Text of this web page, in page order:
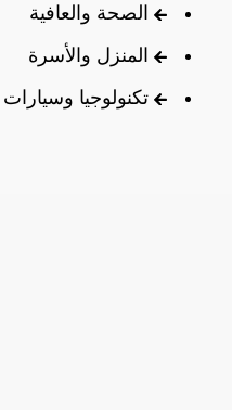
الصحة والعافية
المنزل والأسرة
تكنولوجيا وسيارات